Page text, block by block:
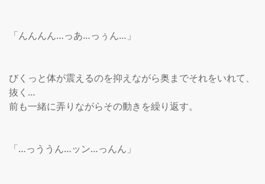
「んんんん…っあ…っぅん…」
びくっと体が震えるのを抑えながら奥までそれをいれて、
抜く…
前も一緒に弄りながらその動きを繰り返す。
「…っううん…ッン…っんん」